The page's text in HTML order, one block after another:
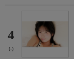
4
(-)